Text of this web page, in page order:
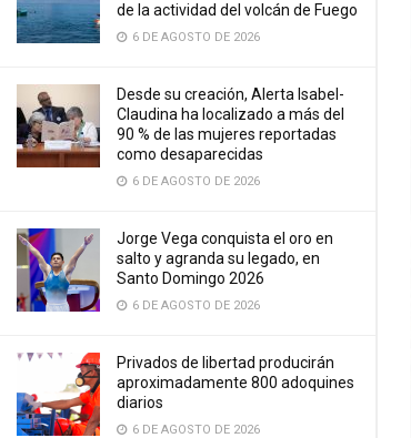
de la actividad del volcán de Fuego
6 DE AGOSTO DE 2026
Desde su creación, Alerta Isabel-
Claudina ha localizado a más del
90 % de las mujeres reportadas
como desaparecidas
6 DE AGOSTO DE 2026
Jorge Vega conquista el oro en
salto y agranda su legado, en
Santo Domingo 2026
6 DE AGOSTO DE 2026
Privados de libertad producirán
aproximadamente 800 adoquines
diarios
6 DE AGOSTO DE 2026